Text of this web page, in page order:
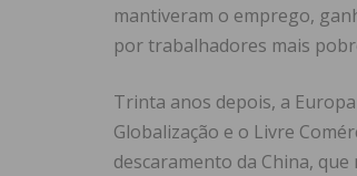
mantiveram o emprego,
por trabalhadores mais
Trinta anos depois, a
Globalização e o Livre
descaramento da China,